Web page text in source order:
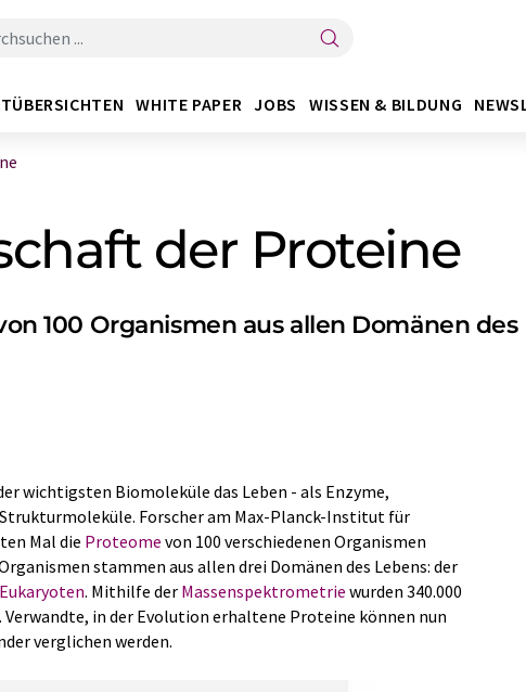
WHITE PAPER JOBS WISSEN & BILDUNG
der Proteine
100 Organismen aus allen Domänen
wichtigsten Biomoleküle das Leben - als Enzyme,
Forscher am Max-Planck-Institut für
Mal die Proteome von 100 verschiedenen Organismen
stammen aus allen drei Domänen des Lebens: der
Eukaryoten. Mithilfe der Massenspektrometrie wurden 340.000
Verwandte, in der Evolution erhaltene Proteine können nun
verglichen werden.